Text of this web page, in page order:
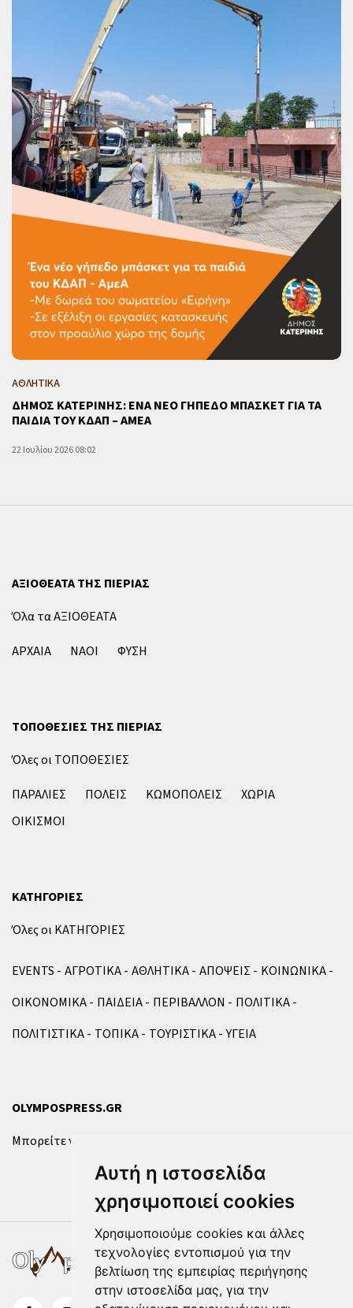
Αυτή η ιστοσελίδα
χρησιμοποιεί cookies
Χρησιμοποιούμε cookies και άλλες
τεχνολογίες εντοπισμού για την
βελτίωση της εμπειρίας περιήγησης
στην ιστοσελίδα μας, για την
ΑΘΛΗΤΙΚΑ
ΔΗΜΟΣ ΚΑΤΕΡΙΝΗΣ: ΕΝΑ ΝΕΟ ΓΗΠΕΔΟ ΜΠΑΣΚΕΤ ΓΙΑ ΤΑ
ΠΑΙΔΙΑ ΤΟΥ ΚΔΑΠ – ΑΜΕΑ
22 Ιουλίου 2026 08:02
ΑΞΙΟΘΕΑΤΑ ΤΗΣ ΠΙΕΡΙΑΣ
Όλα τα ΑΞΙΟΘΕΑΤΑ
ΑΡΧΑΙΑ
ΝΑΟΙ ΦΥΣΗ
ΤΟΠΟΘΕΣΙΕΣ ΤΗΣ ΠΙΕΡΙΑΣ
Όλες οι ΤΟΠΟΘΕΣΙΕΣ
ΠΑΡΑΛΙΕΣ
ΠΟΛΕΙΣ ΚΩΜΟΠΟΛΕΙΣ
ΧΩΡΙΑ
ΟΙΚΙΣΜΟΙ
ΚΑΤΗΓΟΡΙΕΣ
Όλες οι ΚΑΤΗΓΟΡΙΕΣ
EVENTS ΑΓΡΟΤΙΚΑ ΑΘΛΗΤΙΚΑ ΑΠΟΨΕΙΣ
ΚΟΙΝΩΝΙΚΑ
ΟΙΚΟΝΟΜΙΚΑ
ΠΑΙΔΕΙΑ ΠΕΡΙΒΑΛΛΟΝ
ΠΟΛΙΤΙΚΑ
ΠΟΛΙΤΙΣΤΙΚΑ
ΤΟΠΙΚΑ ΤΟΥΡΙΣΤΙΚΑ ΥΓΕΙΑ
OLYMPOSPRESS.GR
Μπορείτε να επικοινωνήσετε μαζί μας μέσω της